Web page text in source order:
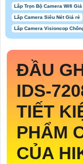
Lắp Trọn Bộ Camera Wifi Giá
Lắp Camera Siêu Nét Giá rẻ
Lắp Camera Visioncop
ĐẦU
IDS-
TIẾT
PHẨM
CỦA